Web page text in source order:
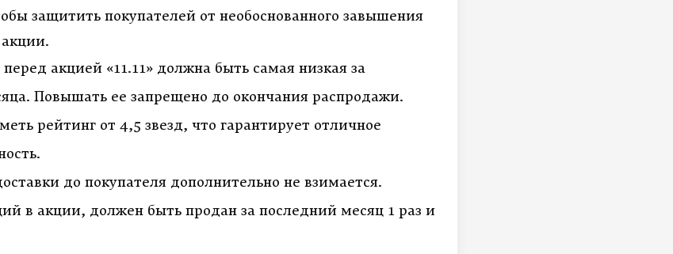
защитить покупателей от необоснованного завышения
акцией «11.11» должна быть самая низкая за
Повышать ее запрещено до окончания распродажи.
рейтинг от 4,5 звезд, что гарантирует отличное
до покупателя дополнительно не взимается.
в акции, должен быть продан за последний месяц 1 раз и